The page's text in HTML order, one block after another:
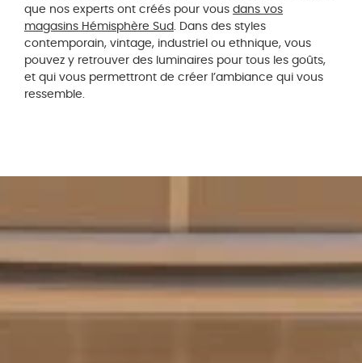
que nos experts ont créés pour vous dans vos
magasins Hémisphère Sud
. Dans des styles
contemporain, vintage, industriel ou ethnique, vous
pouvez y retrouver des luminaires pour tous les goûts,
et qui vous permettront de créer l’ambiance qui vous
ressemble.